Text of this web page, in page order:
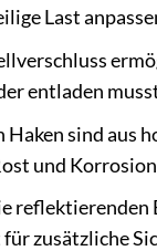
Last
entladen
Haken sind aus
und
reflektierenden
zusätzliche